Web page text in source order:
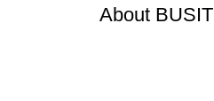
AboutBUSIT